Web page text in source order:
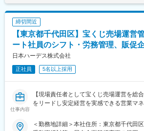
駅(阪急線)、宝殿駅、高安駅、薬院大通駅
広瀬通駅、権堂駅、金沢駅、福井駅(福井
駅、船橋駅、千葉中央駅、末広町駅(東京
前駅、東池袋駅、学習院下駅、新日本橋
八王子駅、立川駅、布田駅、新宿西口駅
神泉駅、溜池山王駅、大崎広小路駅、京
古屋駅、矢場町駅、山科駅、膳所駅、西
駅、三条駅(京都府)、天神橋筋六丁目駅、
居駅(阪和線)、大阪阿部野橋駅、県庁前
駅、仙川駅、町田駅、古淵駅、武蔵小金
駅、国立駅、狛江駅、東大和市駅、聖蹟
駅、田無駅、ひばりケ丘駅(東京都)、武蔵
駅、青葉台駅、綱島駅、関内駅、東戸塚
岡駅、戸塚駅、京急鶴見駅、瀬谷駅、鶴
田駅、鴨居駅、二俣川駅、東神奈川駅、
庫駅、港南台駅、保土ケ谷駅、武蔵小杉
合ケ丘駅、向ケ丘遊園駅、元住吉駅、川
川県)、海老名駅(相模線)、相模金子駅、
東大宮駅、岩槻駅、北与野駅、川越駅、
駅、草加駅、越谷レイクタウン駅、南越
戸田公園駅、入間市駅、和光市駅、志木
締切間近
【東京都千代田区】宝くじ売場運営
ート社員のシフト・労務管理、販促
日本ハーデス株式会社
正社員 5名以上採用
仕事内容
【現場責任者として宝くじ売場運営を総
をリードし安定経営を実感できる営業マネ
当社の宝くじ売場運営における営業職（
当エリア内の複数売場（10～15か所程度
＜勤務地詳細＞本社住所：東京都千代田